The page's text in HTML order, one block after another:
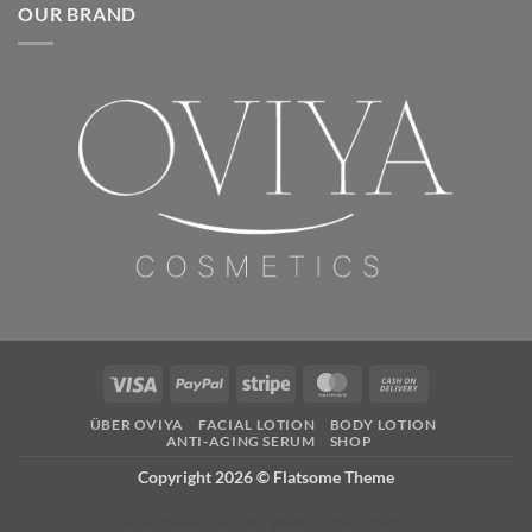
OUR BRAND
Visa PayPal Stripe MasterCard
Delivery
ÜBER OVIYA FACIAL LOTION
BODY LOTION
ANTI-AGING SERUM
SHOP
Copyright 2026 © Flatsome Theme